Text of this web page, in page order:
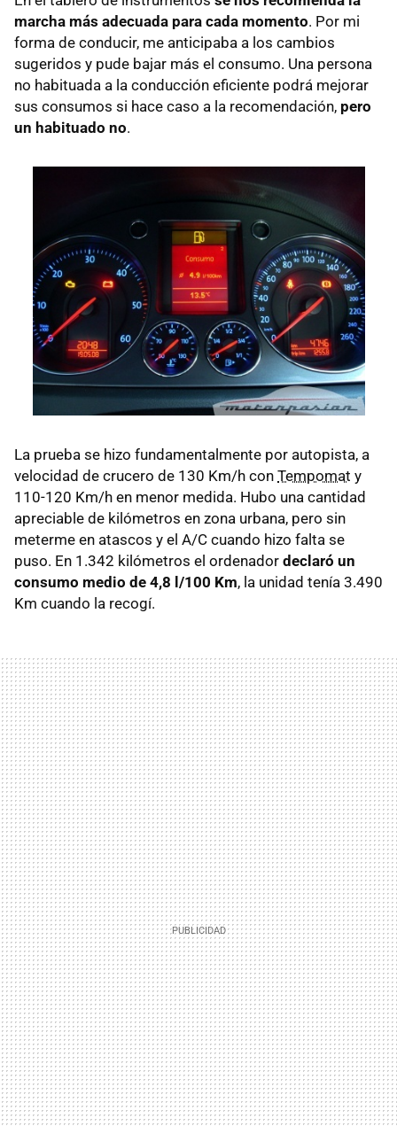
marcha más adecuada para cada momento. Por mi
forma de conducir, me anticipaba a los cambios
sugeridos y pude bajar más el consumo. Una persona
no habituada a la conducción eficiente podrá mejorar
sus consumos si hace caso a la recomendación, pero
un habituado no.
La prueba se hizo fundamentalmente por autopista, a
velocidad de crucero de 130 Km/h con Tempomat y
110-120 Km/h en menor medida. Hubo una cantidad
apreciable de kilómetros en zona urbana, pero sin
meterme en atascos y el A/C cuando hizo falta se
puso. En 1.342 kilómetros el ordenador declaró un
consumo medio de 4,8 l/100 Km, la unidad tenía 3.490
Km cuando la recogí.